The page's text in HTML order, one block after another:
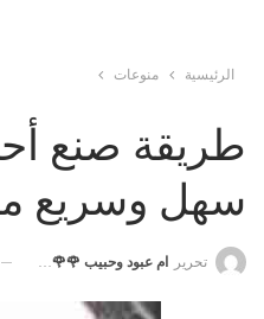
الرئيسية منوعات
طريقة صنع
سهل وسريع
تحرير ام عبود وحبيب 🌹🌹R♡H